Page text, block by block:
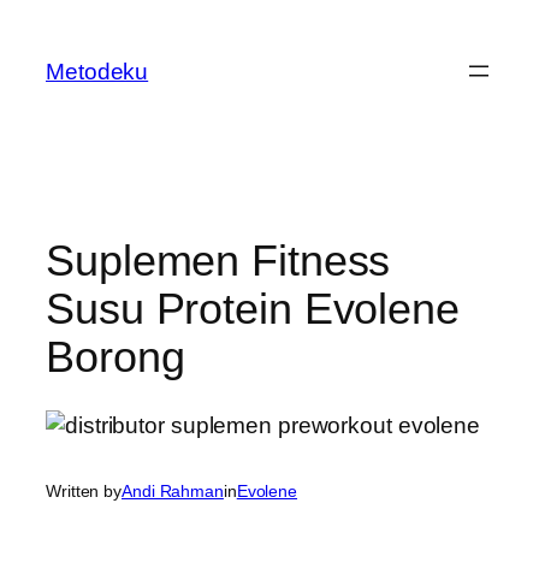
content
Metodeku
Suplemen Fitness
Susu Protein Evolene
Borong
Written byAndi RahmaninEvolene